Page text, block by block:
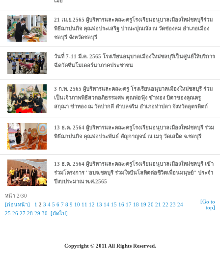
21 เม.ย.2565 ผู้บริหารและคณะครูโรงเรียนอนุบาลเมืองใหม่ชลบุรีร่วม
พิธีฌาปนกิจ คุณพ่อประเสริฐ ปาณะปุณณัง ณ วัดช่องลม อำเภอเมือง
ชลบุรี จังหวัดชลบุรี
วันที่ 7-11 มี.ค. 2565 โรงเรียนอนุบาลเมืองใหม่ชลบุรีเป็นศูนย์ให้บริการ
ฉีดวัคซีนโมเดอร์นาภาคประชาชน
3 ก.พ. 2565 ผู้บริหารและคณะครู โรงเรียนอนุบาลเมืองใหม่ชลบุรี ร่วม
เป็นเจ้าภาพพิธีสวดอภิธรรมศพ คุณพ่อฟุ้ง ขำทอง บิดาของคุณครู
สกุณา ขำทอง ณ วัดปากลี ตำบลจริม อำเภอท่าปลา จังหวัดอุตรดิตถ์
13 ธ.ค. 2564 ผู้บริหารและคณะครูโรงเรียนอนุบาลเมืองใหม่ชลบุรี ร่วม
พิธีฌาปนกิจ คุณพ่อประพันธ์ ตัญกาญจน์ ณ เมรุ วัดเสม็ด จ.ชลบุรี
13 ธ.ค. 2564 ผู้บริหารและคณะครูโรงเรียนอนุบาลเมืองใหม่ชลบุรี เข้า
ร่วมโครงการ ''อบจ.ชลบุรี ร่วมใจปันโลหิตต่อชีวิตเพื่อนมนุษย์'' ประจำ
ปีงบประมาณ พ.ศ.2565
หน้า 2/30
[ก่อนหน้า]
1 2 3 4 5 6 7 8 9 10 11 12 13 14 15 16 17 18 19 20 21 22 23 24
25 26 27 28 29 30 [ถัดไป]
[Go to
top]
Copyright © 2011 All Rights Reserved.